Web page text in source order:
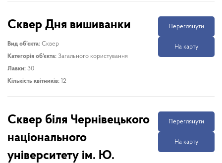
Сквер Дня вишиванки
Вид об’єкта: Сквер
Категорія об’єкта: Загального користування
Лавки: 30
Кількість квітників: 12
Переглянути
На карту
Сквер біля Чернівецького
національного
університету ім. Ю.
Переглянути
На карту